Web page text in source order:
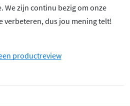
We zijn continu bezig om onze
verbeteren, dus jou mening telt!
productreview